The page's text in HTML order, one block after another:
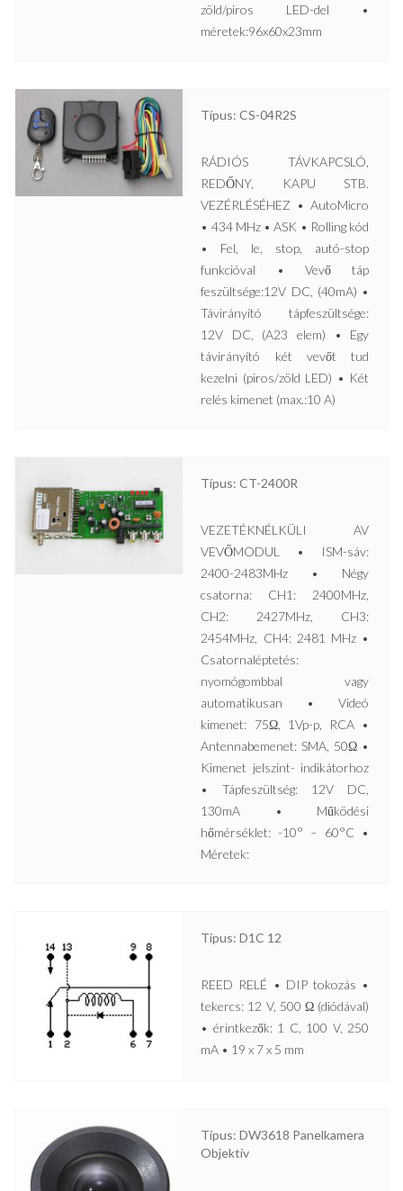
zöld/piros LED-del •
méretek:96x60x23mm
Típus: CS-04R2S
RÁDIÓS TÁVKAPCSLÓ,
REDŐNY, KAPU STB.
VEZÉRLÉSÉHEZ • AutoMicro
• 434 MHz • ASK • Rolling kód
• Fel, le, stop, autó-stop
funkcióval • Vevő táp
feszültsége:12V DC, (40mA) •
Távirányító tápfeszültsége:
12V DC, (A23 elem) • Egy
távirányító két vevőt tud
kezelni (piros/zöld LED) • Két
relés kimenet (max.:10 A)
Típus: CT-2400R
VEZETÉKNÉLKÜLI AV
VEVŐMODUL • ISM-sáv:
2400-2483MHz • Négy
csatorna: CH1: 2400MHz,
CH2: 2427MHz, CH3:
2454MHz, CH4: 2481 MHz •
Csatornaléptetés:
nyomógombbal vagy
automatikusan • Videó
kimenet: 75Ω, 1Vp-p, RCA •
Antennabemenet: SMA, 50Ω •
Kimenet jelszint- indikátorhoz
• Tápfeszültség: 12V DC,
130mA • Működési
hőmérséklet: -10° – 60°C •
Méretek:
Típus: D1C 12
REED RELÉ • DIP tokozás •
tekercs: 12 V, 500 Ω (diódával)
• érintkezők: 1 C, 100 V, 250
mA • 19 x 7 x 5 mm
Típus: DW3618 Panelkamera
Objektív